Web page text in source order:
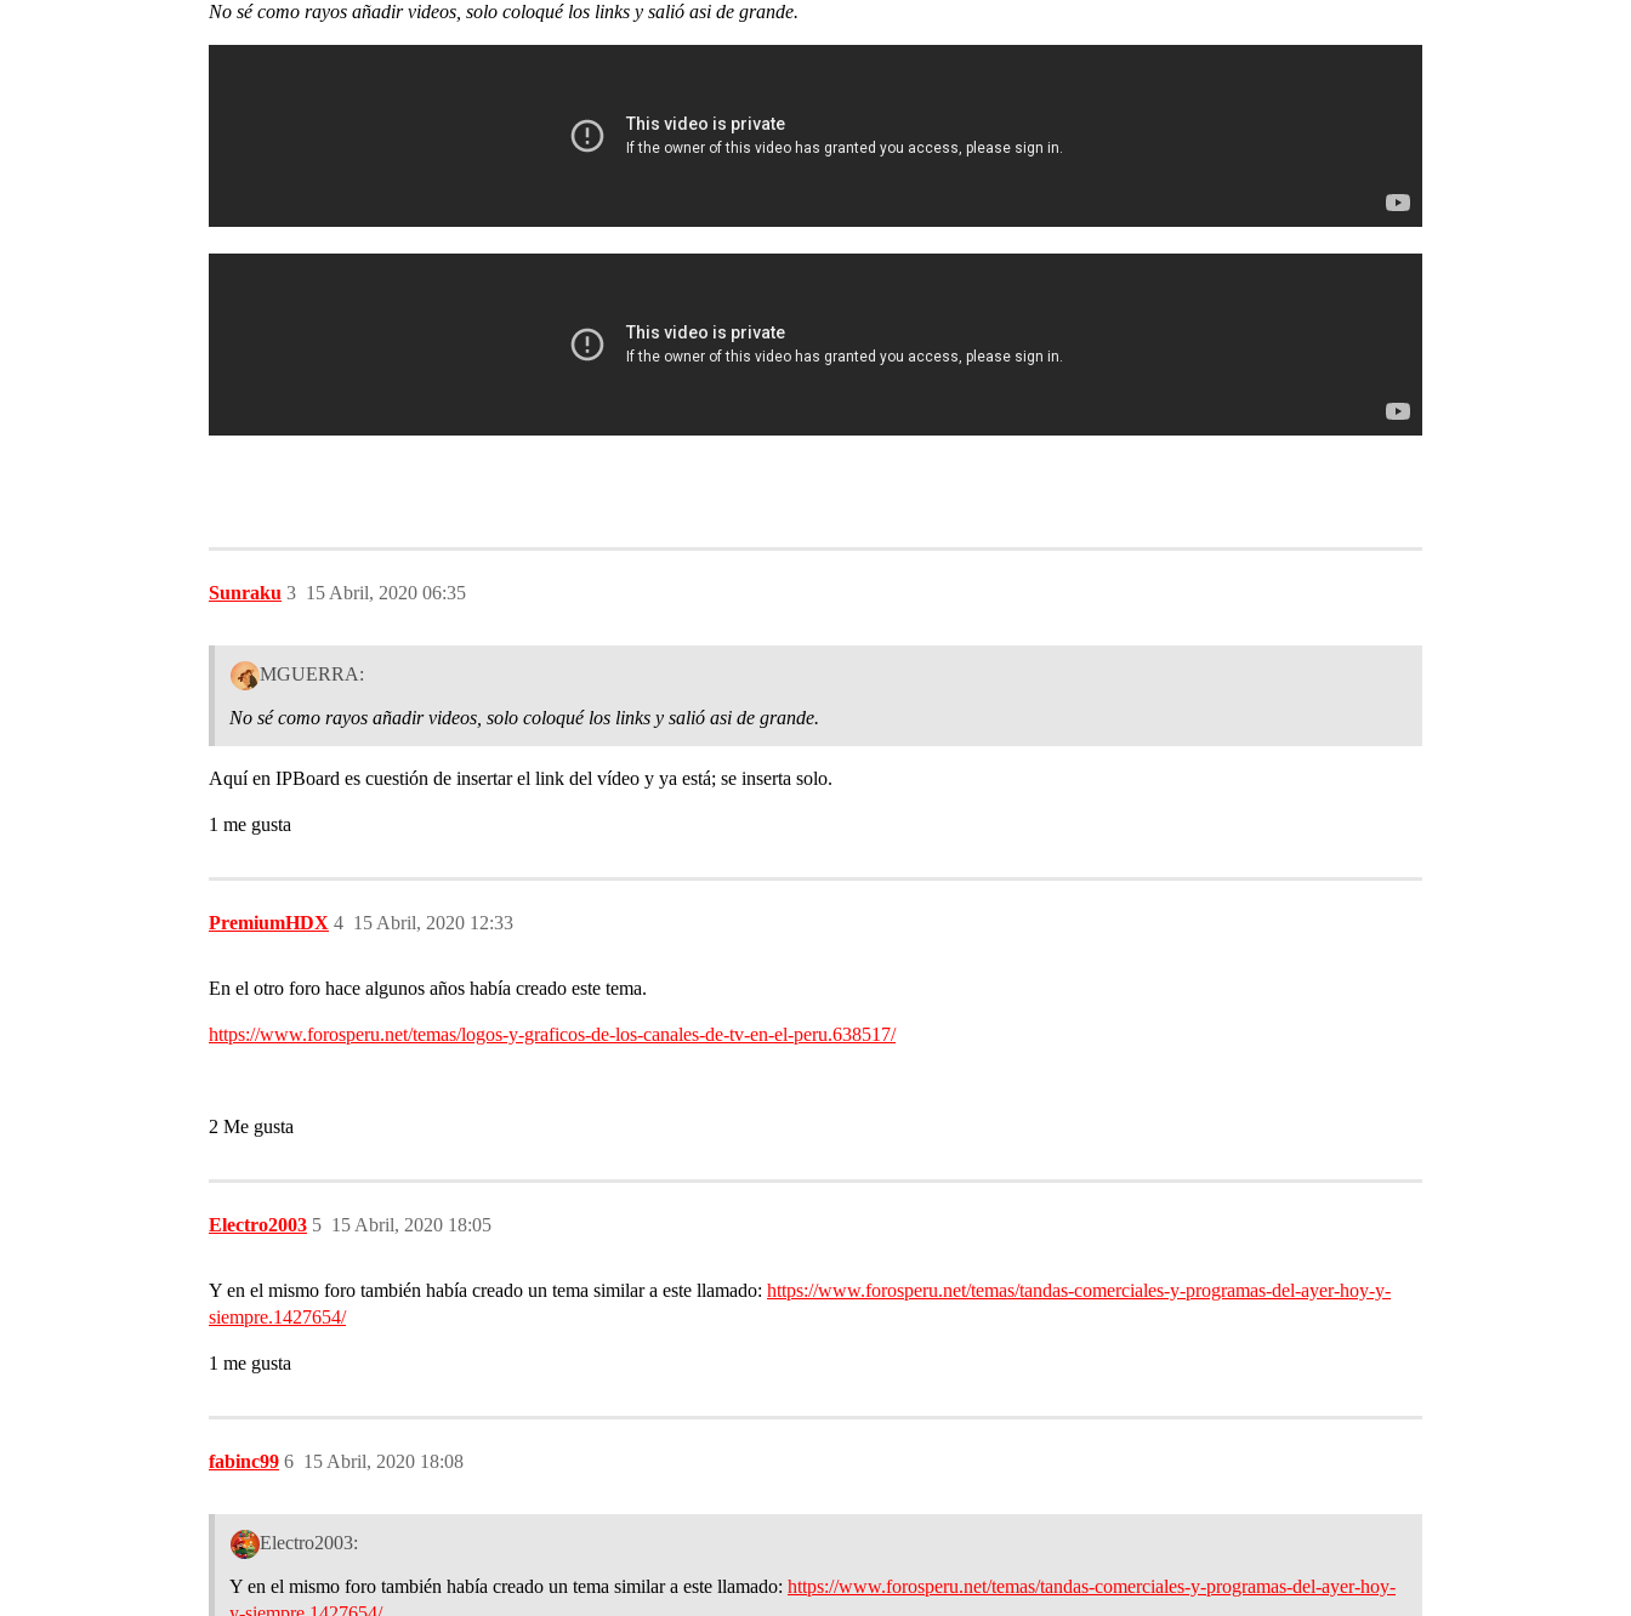
No sé como rayos añadir videos, solo coloqué los links y salió asi de grande.
Sunraku 15 Abril, 2020 06:35
3
MGUERRA:
No sé como rayos añadir videos, solo coloqué los links y salió asi de grande.
Aquí en IPBoard es cuestión de insertar el link del vídeo y ya está; se inserta solo.
1 me gusta
PremiumHDX 15 Abril, 2020 12:33
4
En el otro foro hace algunos años había creado este tema.
https://www.forosperu.net/temas/logos-y-graficos-de-los-canales-de-tv-en-el-peru.638517/
2 Me gusta
Electro2003 15 Abril, 2020 18:05
5
Y en el mismo foro también había creado un tema similar a este llamado: https://www.forosperu.net/temas/tandas-comerciales-y-programas-del-ayer-hoy-y-
siempre.1427654/
1 me gusta
fabinc99 15 Abril, 2020 18:08
6
Electro2003:
Y en el mismo foro también había creado un tema similar a este llamado: https://www.forosperu.net/temas/tandas-comerciales-y-programas-del-ayer-hoy-